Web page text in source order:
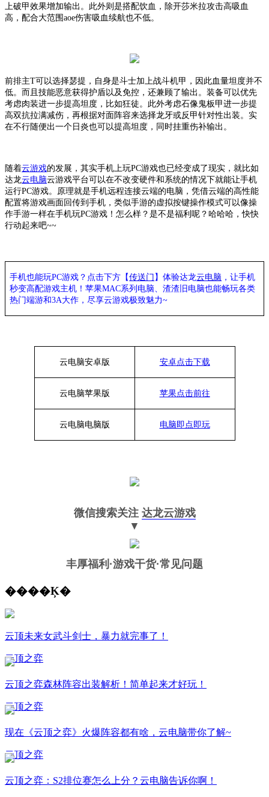
上破甲效果增加输出。此外则是搭配饮血，除开莎米拉攻击高吸血
高，配合大范围aoe伤害吸血续航也不低。
前排主T可以选择瑟提，自身是斗士加上战斗机甲，因此血量坦度并不
低。而且技能恶意获得护盾以及免控，还兼顾了输出。装备可以优先
考虑肉装进一步提高坦度，比如狂徒。此外考虑石像鬼板甲进一步提
高双抗拉满减伤，再根据对面阵容来选择龙牙或反甲针对性出装。实
在不行随便出一个日炎也可以提高坦度，同时挂重伤补输出。
随着云游戏的发展，其实手机上玩PC游戏也已经变成了现实，就比如
达龙云电脑云游戏平台可以在不改变硬件和系统的情况下就能让手机
运行PC游戏。原理就是手机远程连接云端的电脑，凭借云端的高性能
配置将游戏画面回传到手机，类似手游的虚拟按键操作模式可以像操
作手游一样在手机玩PC游戏！怎么样？是不是福利呢？哈哈哈，快快
行动起来吧~~
手机也能玩PC游戏？点击下方【传送门 】体验达龙云电脑 ，让手机
秒变高配游戏主机 ！苹果MAC系列电脑、渣渣旧电脑也能畅玩各类
热门端游和3A大作， 尽享云游戏极致魅力~
云电脑安卓版 安卓点击下载
云电脑苹果版 苹果点击前往
云电脑电脑版 电脑即点即玩
微信搜索关注 达龙云游戏
▼
丰厚福利 ·游戏干货·常见问题
����Ķ�
云顶未来女武斗剑士，暴力就完事了！
云顶之弈
云顶之弈森林阵容出装解析！简单起来才好玩！
云顶之弈
现在《云顶之弈》火爆阵容都有啥，云电脑带你了解~
云顶之弈
云顶之弈：S2排位赛怎么上分？云电脑告诉你啊！